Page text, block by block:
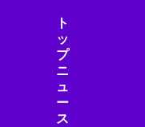
ト
ッ
プ
ニ
ュ
ー
ス